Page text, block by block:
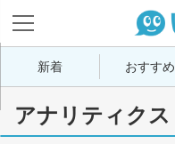
新着 おすすめ
アナリティクス